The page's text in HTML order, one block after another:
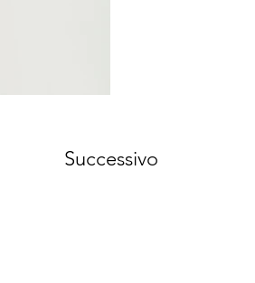
Successivo